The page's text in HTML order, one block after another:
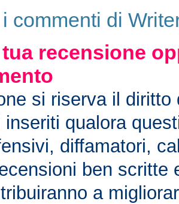
commenti di
recensione
si riserva il diritto
inseriti qualora
diffamatori,
ben scritte
a